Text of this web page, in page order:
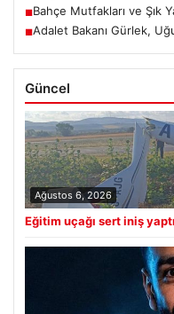
■Bahçe Mutfakları ve Şık
■Adalet Bakanı Gürlek,
Güncel
Ağustos 6, 2026
Eğitim uçağı sert iniş